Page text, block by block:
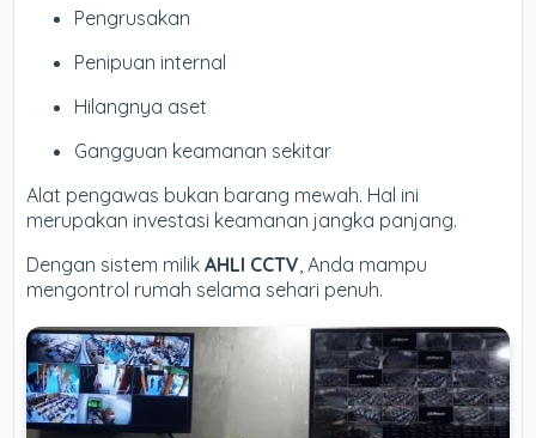
Pengrusakan
Penipuan internal
Hilangnya aset
Gangguan keamanan sekitar
Alat pengawas bukan barang mewah. Hal ini
merupakan investasi keamanan jangka panjang.
Dengan sistem milikAHLI CCTV, Anda mampu
mengontrol rumah selama sehari penuh.